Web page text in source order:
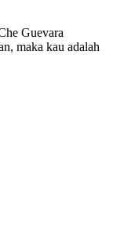
Guevara
maka kau adalah